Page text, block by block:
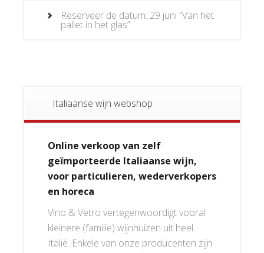
Reserveer de datum: 29 juni “Van het
pallet in het glas”
Italiaanse wijn webshop
Online verkoop van zelf
geïmporteerde Italiaanse wijn,
voor particulieren, wederverkopers
en horeca
Vino & Vetro vertegenwoordigt vooral
kleinere (familie) wijnhuizen uit heel
Italië. Enkele van onze producenten zijn